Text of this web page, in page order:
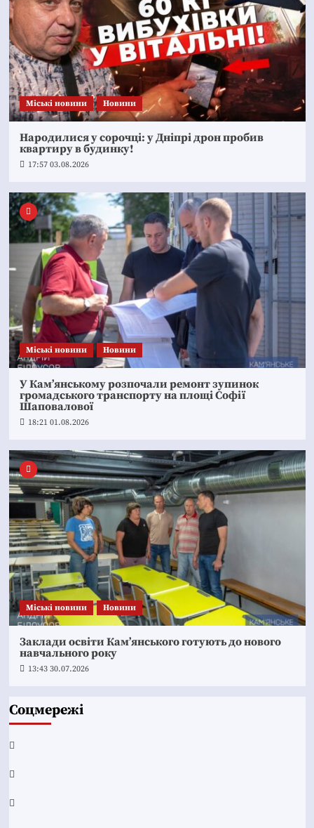
Mіські новини Новини
Народилися у сорочці: у Дніпрі дрон пробив
квартиру в будинку!
17:57 03.08.2026
Mіські новини Новини
У Кам’янському розпочали ремонт зупинок
громадського транспорту на площі Софії
Шаповалової
18:21 01.08.2026
Mіські новини Новини
Заклади освіти Кам’янського готують до нового
навчального року
13:43 30.07.2026
Соцмережі
Facebook
YouTube
Telegram